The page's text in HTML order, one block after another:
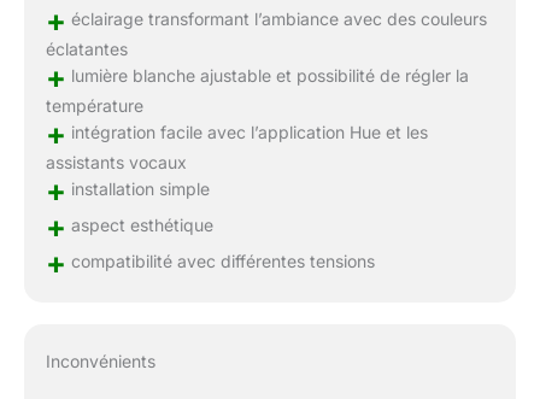
+ éclairage transformant l’ambiance avec des couleurs
éclatantes
+ lumière blanche ajustable et possibilité de régler la
température
+ intégration facile avec l’application Hue et les
assistants vocaux
+ installation simple
+ aspect esthétique
+ compatibilité avec différentes tensions
Inconvénients